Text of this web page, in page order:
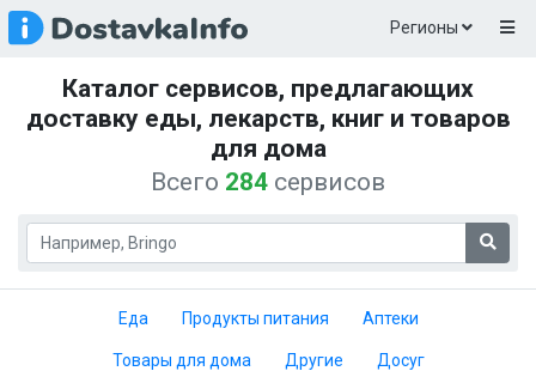
Регионы
Каталог сервисов, предлагающих
доставку еды, лекарств, книг и товаров
для дома
Всего 284 сервисов
Еда Продукты питания Аптеки
Товары для дома Другие Досуг